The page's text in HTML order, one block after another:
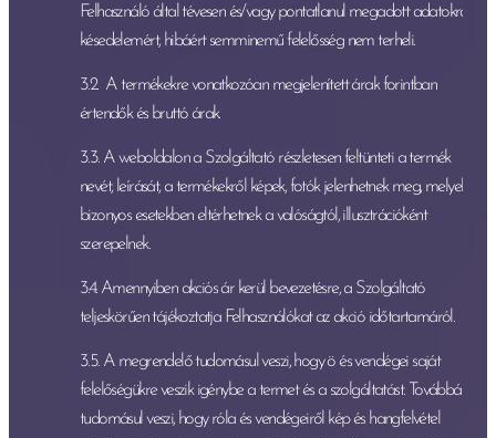
Felhasználó által tévesen és/vagy pontatlanul megadott adatokra
késedelemért, hibáért semminemű felelősség nem terheli.
3.2. A termékekre vonatkozóan megjelenített árak forintban
értendők és bruttó árak.
3.3. A weboldalon a Szolgáltató részletesen feltünteti a termék
nevét, leírását, a termékekről képek, fotók jelenhetnek meg, melyek
bizonyos esetekben eltérhetnek a valóságtól, illusztrációként
szerepelnek.
3.4. Amennyiben akciós ár kerül bevezetésre, a Szolgáltató
teljeskörűen tájékoztatja Felhasználókat az akció időtartamáról.
3.5. A megrendelő tudomásul veszi, hogy ö és vendégei saját
felelőségükre veszik igénybe a termet és a szolgáltatást. Továbbá
tudomásul veszi, hogy róla és vendégeiről kép és hangfelvétel